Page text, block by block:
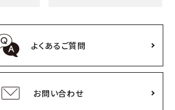
よくあるご質問
お問い合わせ